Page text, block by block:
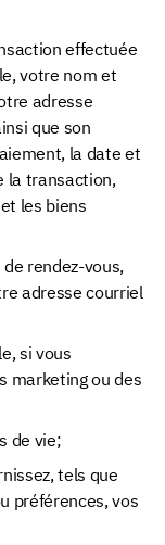
effectuée
votre nom et
adresse
que son
la date et
la transaction,
les biens
rendez-vous,
adresse courriel
si vous
marketing ou des
de vie;
tels que
préférences, vos